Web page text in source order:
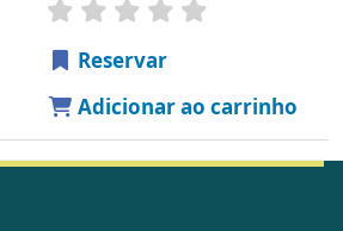
Reservar
Adicionar ao carrinho